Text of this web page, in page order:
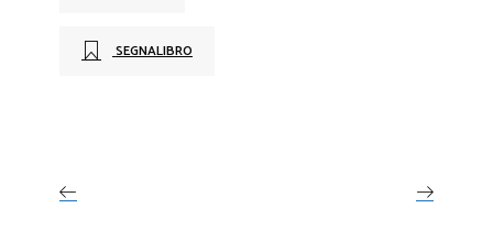
SEGNALIBRO